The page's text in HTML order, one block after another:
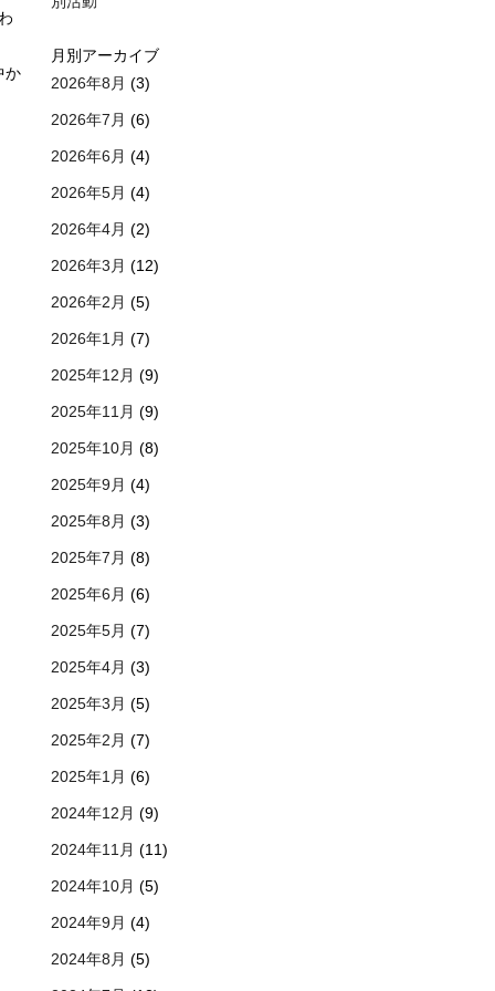
か
月別アーカイブ
2026年8月 (3)
2026年7月 (6)
2026年6月 (4)
2026年5月 (4)
2026年4月 (2)
2026年3月 (12)
2026年2月 (5)
2026年1月 (7)
2025年12月 (9)
2025年11月 (9)
2025年10月 (8)
2025年9月 (4)
2025年8月 (3)
2025年7月 (8)
2025年6月 (6)
2025年5月 (7)
2025年4月 (3)
2025年3月 (5)
2025年2月 (7)
2025年1月 (6)
2024年12月 (9)
2024年11月 (11)
2024年10月 (5)
2024年9月 (4)
2024年8月 (5)